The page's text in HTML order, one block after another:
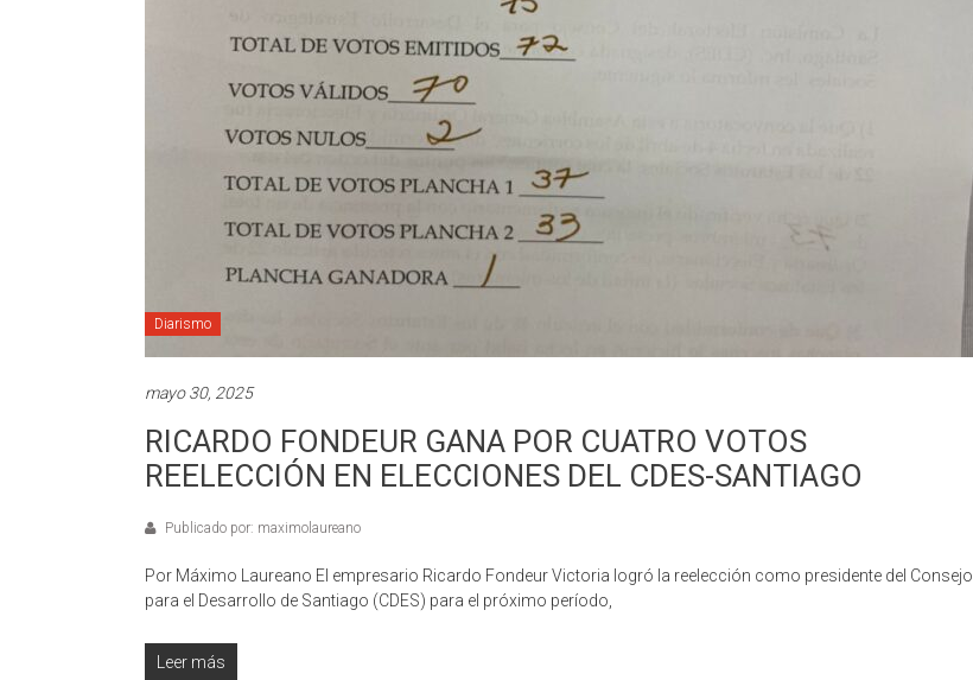
Diarismo
mayo 30, 2025
RICARDO FONDEUR GANA POR CUATRO VOTOS
REELECCIÓN EN ELECCIONES DEL CDES-SANTIAGO
Publicado por: maximolaureano
Por Máximo Laureano El empresario Ricardo Fondeur Victoria logró la reelección como presidente del Consejo
para el Desarrollo de Santiago (CDES) para el próximo período,
Leer más